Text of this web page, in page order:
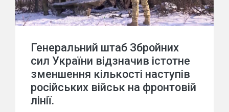
Генеральний штаб Збройних
сил України відзначив істотне
зменшення кількості наступів
російських військ на фронтовій
лінії.